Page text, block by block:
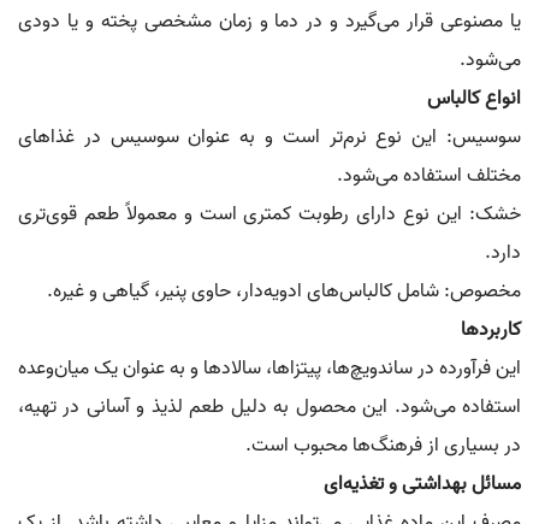
یا مصنوعی قرار می‌گیرد و در دما و زمان مشخصی پخته و یا دودی
می‌شود.
انواع کالباس
سوسیس: این نوع نرم‌تر است و به عنوان سوسیس در غذاهای
مختلف استفاده می‌شود.
خشک: این نوع دارای رطوبت کمتری است و معمولاً طعم قوی‌تری
دارد.
مخصوص: شامل کالباس‌های ادویه‌دار، حاوی پنیر، گیاهی و غیره.
کاربردها
این فرآورده در ساندویچ‌ها، پیتزاها، سالادها و به عنوان یک میان‌وعده
استفاده می‌شود. این محصول به دلیل طعم لذیذ و آسانی در تهیه،
در بسیاری از فرهنگ‌ها محبوب است.
مسائل بهداشتی و تغذیه‌ای